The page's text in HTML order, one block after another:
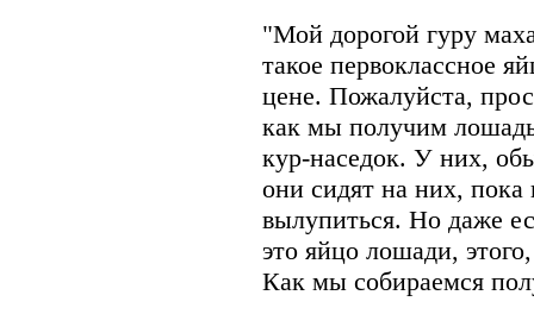
"Мой дорогой гуру
такое первоклассное
цене. Пожалуйста,
как мы получим
кур-наседок. У них,
они сидят на них, пока
вылупиться. Но даже
это яйцо лошади,
Как мы собираемся